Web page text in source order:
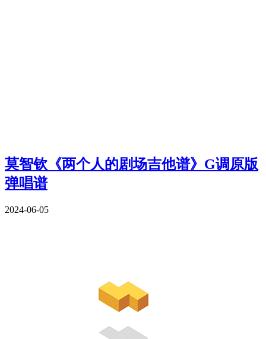
莫智钦《两个人的剧场吉他谱》G调原版
弹唱谱
2024-06-05